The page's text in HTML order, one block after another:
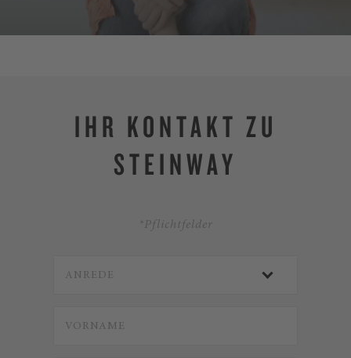
IHR KONTAKT ZU
STEINWAY
*Pflichtfelder